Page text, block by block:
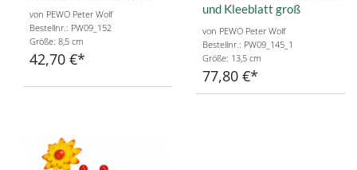
von PEWO Peter Wolf
Bestellnr.: PW09_152
Größe: 8,5 cm
42,70 €
und Kleeblatt groß
von PEWO Peter Wolf
Bestellnr.: PW09_145_1
Größe: 13,5 cm
77,80 €